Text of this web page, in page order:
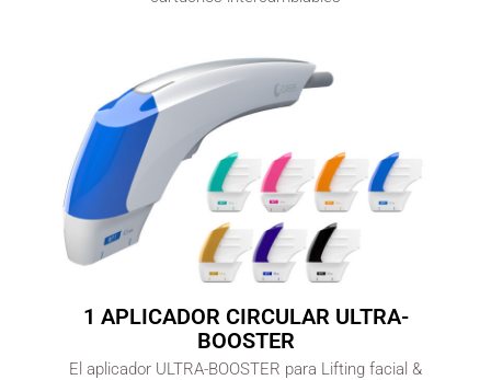
1 APLICADOR CIRCULAR ULTRA-
BOOSTER
El aplicador ULTRA-BOOSTER para Lifting facial &